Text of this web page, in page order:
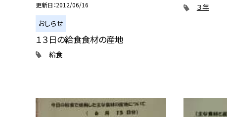
更新日 2012/06/16
おしらせ
１３日の給食食材の産地
給食
３年